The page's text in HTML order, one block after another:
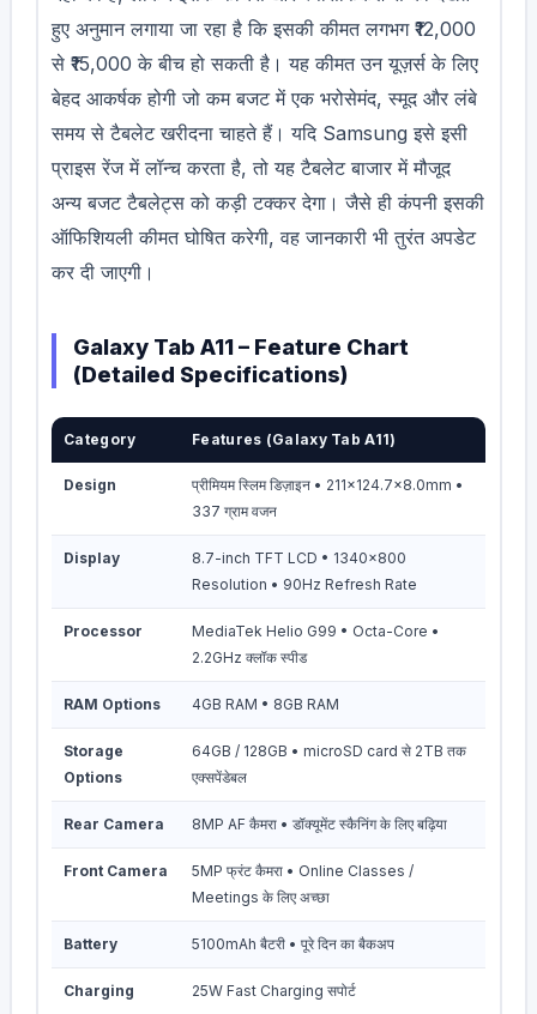
हुए अनुमान लगाया जा रहा है कि इसकी कीमत लगभग ₹12,000
से ₹15,000 के बीच हो सकती है। यह कीमत उन यूज़र्स के लिए
बेहद आकर्षक होगी जो कम बजट में एक भरोसेमंद, स्मूद और लंबे
समय से टैबलेट खरीदना चाहते हैं। यदि Samsung इसे इसी
प्राइस रेंज में लॉन्च करता है, तो यह टैबलेट बाजार में मौजूद
अन्य बजट टैबलेट्स को कड़ी टक्कर देगा। जैसे ही कंपनी इसकी
ऑफिशियली कीमत घोषित करेगी, वह जानकारी भी तुरंत अपडेट
कर दी जाएगी।
Galaxy Tab A11 – Feature Chart
(Detailed Specifications)
Category Features (Galaxy Tab A11)
Design
प्रीमियम स्लिम डिज़ाइन • 211×124.7×8.0mm •
337 ग्राम वजन
Display
8.7-inch TFT LCD • 1340×800
Resolution • 90Hz Refresh Rate
Processor
MediaTek Helio G99 • Octa-Core •
2.2GHz क्लॉक स्पीड
RAM Options 4GB RAM • 8GB RAM
Storage
Options
64GB / 128GB • microSD card से 2TB तक
एक्सपेंडेबल
Rear Camera 8MP AF कैमरा • डॉक्यूमेंट स्कैनिंग के लिए बढ़िया
Front Camera
5MP फ्रंट कैमरा • Online Classes /
Meetings के लिए अच्छा
Battery 5100mAh बैटरी • पूरे दिन का बैकअप
Charging 25W Fast Charging सपोर्ट